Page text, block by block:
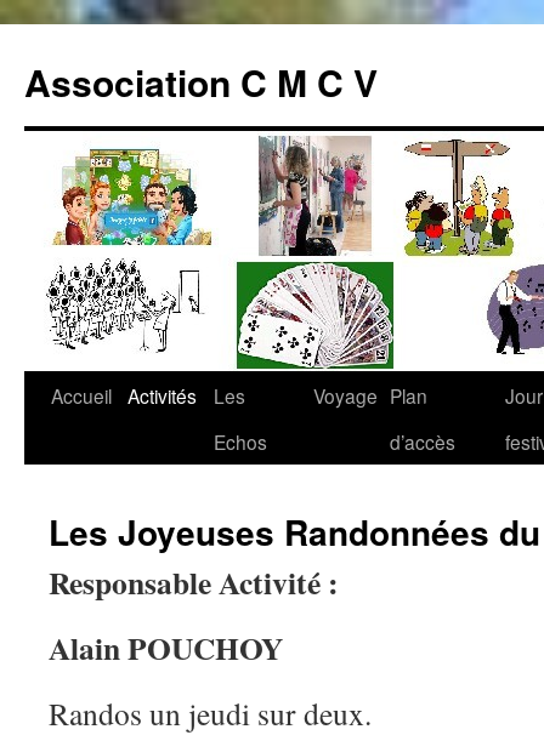
Association C M C V
Aller
Accueil Activités
Les
Echos
Voyage Plan
d’accès
Les Joyeuses Randonnées
Responsable Activité :
Alain POUCHOY
Randos un jeudi sur deux.